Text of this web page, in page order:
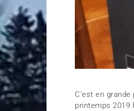
C’est en
printemps 2019